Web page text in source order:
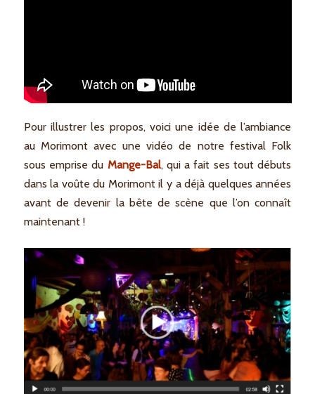
Pour illustrer les propos, voici une idée de l’ambiance
au Morimont avec une vidéo de notre festival Folk
sous emprise du Mange-Bal, qui a fait ses tout débuts
dans la voûte du Morimont il y a déjà quelques années
avant de devenir la bête de scène que l’on connaît
maintenant !